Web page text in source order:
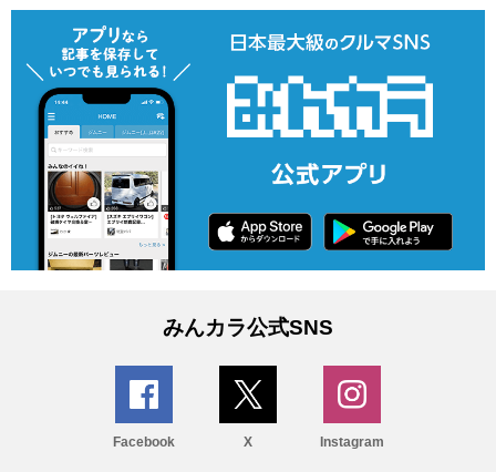
みんカラ公式SNS
Facebook X Instagram